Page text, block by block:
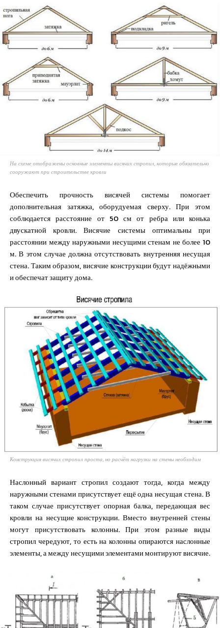
На схеме отображены основные элементы висячих стропил, которые обязательно
сооружают при строительстве кровли
Обеспечить прочность висячей системы помогает
дополнительная затяжка, оборудуемая сверху. При этом
соблюдается расстояние от 50 см от ребра или конька
двускатной кровли. Висячие системы оптимальны при
расстоянии между наружными несущими стенам не более 10
м. В этом случае должна отсутствовать внутренняя несущая
стена. Таким образом, висячие конструкции будут надёжными
и обеспечат защиту дома.
Конструкция висячих стропил проста, но расчёт нагрузки на стены необходим
Наслонный вариант стропил создают тогда, когда между
наружными стенами присутствует ещё одна несущая стена. В
таком случае присутствует опорная балка, передающая вес
кровли на несущие конструкции. Вместо внутренней стены
могут присутствовать колонны. При этом разные виды
стропил чередуют, то есть на колонны опираются наслонные
элементы, а между несущими элементами монтируют висячие.